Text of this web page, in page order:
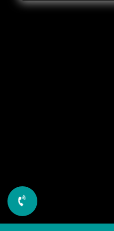
truyền thông không thể thiếu